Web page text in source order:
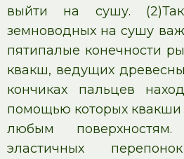
выйти на сушу.
земноводных на сушу
пятипалые конечности
квакш, ведущих
кончиках пальцев
помощью которых квакши
любым
эластичных